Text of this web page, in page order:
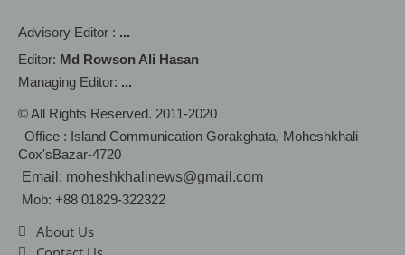
Advisory Editor : ...
Editor: Md Rowson Ali Hasan
Managing Editor: ...
© All Rights Reserved. 2011-2020
Office : Island Communication Gorakghata, Moheshkhali
Cox'sBazar-4720
Email: moheshkhalinews@gmail.com
Mob: +88 01829-322322
About Us